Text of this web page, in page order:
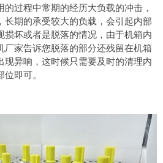
过程中常期的经历大负载的冲击，
期的承受较大的负载，会引起内部
损坏或者是脱落的情况，由于机箱内
厂家告诉您脱落的部分还残留在机箱
现异响，这时候只需要及时的清理内
即可。